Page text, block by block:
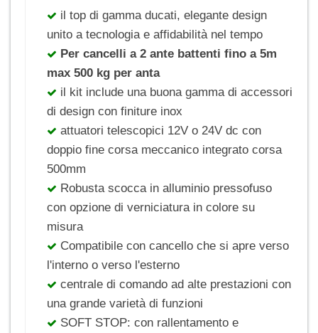
il top di gamma ducati, elegante design
unito a tecnologia e affidabilità nel tempo
Per cancelli a 2 ante battenti fino a 5m
max 500 kg per anta
il kit include una buona gamma di accessori
di design con finiture inox
attuatori telescopici 12V o 24V dc con
doppio fine corsa meccanico integrato corsa
500mm
Robusta scocca in alluminio pressofuso
con opzione di verniciatura in colore su
misura
Compatibile con cancello che si apre verso
l'interno o verso l'esterno
centrale di comando ad alte prestazioni con
una grande varietà di funzioni
SOFT STOP: con rallentamento e